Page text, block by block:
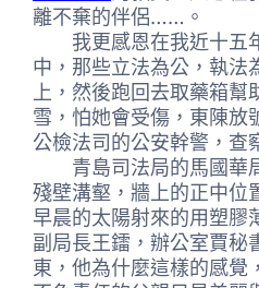
離不棄的伴侶……。
我更感恩在我近十五
中，那些立法為公，執法
上，然後跑回去取藥箱
雪，怕她會受傷，東陳放
公檢法司的公安幹警，查
青島司法局的馬國華
殘壁溝壑，牆上的正中位
早晨的太陽射來的用塑膠
副局長王鐳，辦公室賈
東，他為什麼這樣的感覺